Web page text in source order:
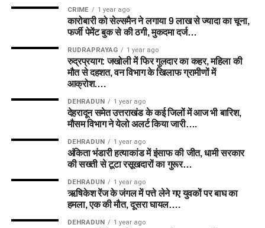
CRIME 1 year ago
कारोबारी को सेल्समैन ने लगाया 9 लाख से ज्यादा का चूना,
फर्जी पेमेंट बुक से की ठगी, मुकदमा दर्ज…
RUDRAPRAYAG 1 year ago
रुद्रप्रयाग: जखोली में फिर गुलदार का कहर, महिला की
मौत से दहशत, वन विभाग के खिलाफ ग्रामीणों में
आक्रोश….
DEHRADUN 1 year ago
देहरादून समेत उत्तराखंड के कई जिलों में आज भी बारिश,
मौसम विभाग ने येलो अलर्ट किया जारी….
DEHRADUN 1 year ago
अंकिता भंडारी हत्याकांड में इंसाफ की जीत, धामी सरकार
की सख्ती से टूटा रसूखदारों का गुरूर…
DEHRADUN 1 year ago
ऋषिकेश रेंज के जंगल में पत्ते लेने गए युवकों पर बाघ का
हमला, एक की मौत, दूसरा घायल….
DEHRADUN 1 year ago